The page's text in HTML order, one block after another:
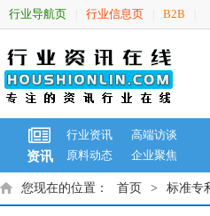
行业导航页 行业信息页 B2B
资讯
行业资讯
高端访谈
原料动态
企业聚焦
您现在的位置： 首页 > 标准专